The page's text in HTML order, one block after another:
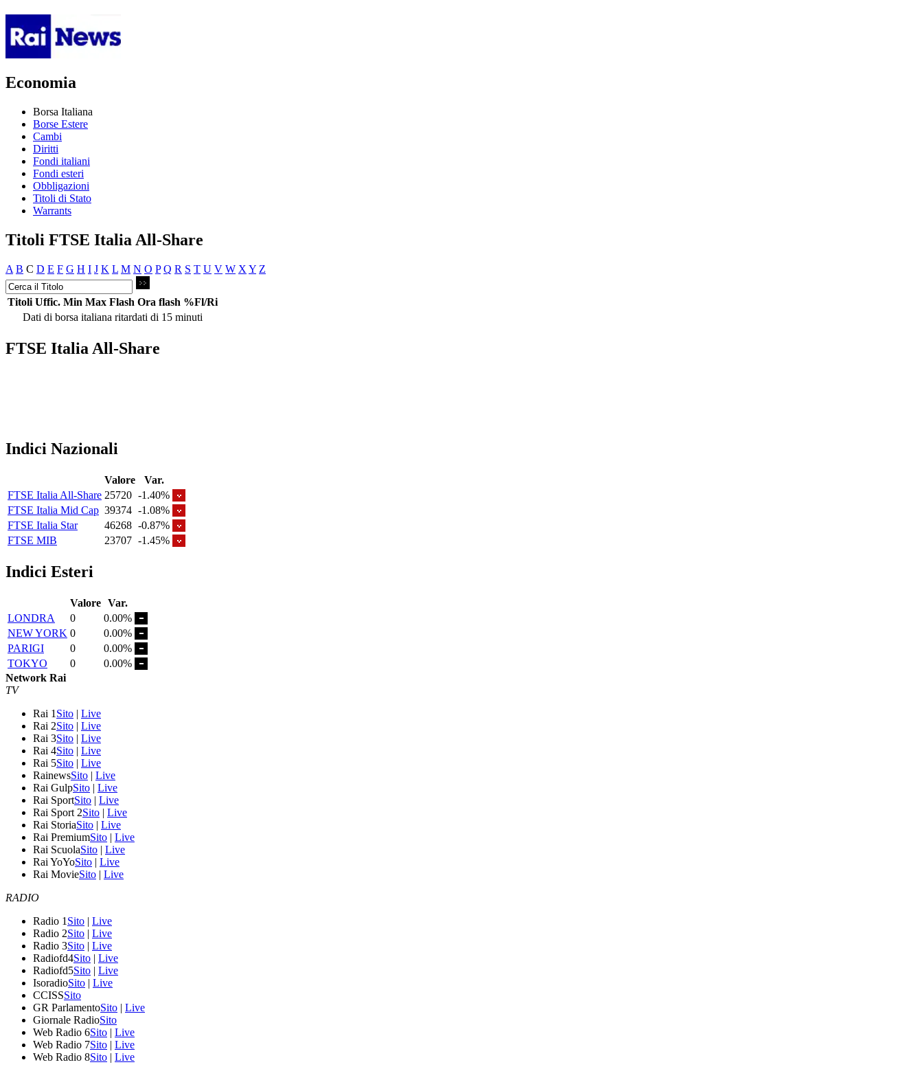
Economia
Borsa Italiana
Borse Estere
Cambi
Diritti
Fondi italiani
Fondi esteri
Obbligazioni
Titoli di Stato
Warrants
Titoli FTSE Italia All-Share
A B C D E F G H I J K L M N O P Q R S T U V W X Y Z
Titoli Uffic. Min Max Flash Ora flash %Fl/Ri
Dati di borsa italiana ritardati di 15 minuti
FTSE Italia All-Share
Indici Nazionali
Valore
Var.
FTSE Italia All-Share 25720 -1.40%
FTSE Italia Mid Cap 39374 -1.08%
FTSE Italia Star
46268 -0.87%
FTSE MIB
23707 -1.45%
Indici Esteri
Valore Var.
LONDRA
0
0.00%
NEW YORK 0
0.00%
PARIGI
0
0.00%
TOKYO
0
0.00%
Network Rai
TV
Rai 1 Sito | Live
Rai 2Sito | Live
Rai 3Sito | Live
Rai 4Sito | Live
Rai 5Sito | Live
RainewsSito | Live
Rai GulpSito | Live
Rai SportSito | Live
Rai Sport 2Sito | Live
Rai StoriaSito | Live
Rai PremiumSito | Live
Rai ScuolaSito | Live
Rai YoYoSito | Live
Rai MovieSito | Live
RADIO
Radio 1 Sito | Live
Radio 2Sito | Live
Radio 3Sito | Live
Radiofd4Sito | Live
Radiofd5Sito | Live
IsoradioSito | Live
CCISSSito
GR ParlamentoSito | Live
Giornale RadioSito
Web Radio 6Sito | Live
Web Radio 7Sito | Live
Web Radio 8Sito | Live